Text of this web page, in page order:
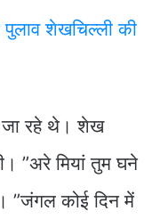
पुलाव शेखचिल्ली की
जा रहे थे। शेख
”अरे मियां तुम घने
”जंगल कोई दिन में